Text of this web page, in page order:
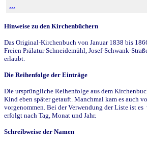
...
Hinweise zu den Kirchenbüchern
Das Original-Kirchenbuch von Januar 1838 bis
Freien Prälatur Schneidemühl, Josef-Schwank-
erlaubt.
Die Reihenfolge der Einträge
Die ursprüngliche Reihenfolge aus dem
Kind eben später getauft. Manchmal kam es auch
vorgenommen. Bei der Verwendung der Liste ist
erfolgt nach Tag, Monat und Jahr.
Schreibweise der Namen